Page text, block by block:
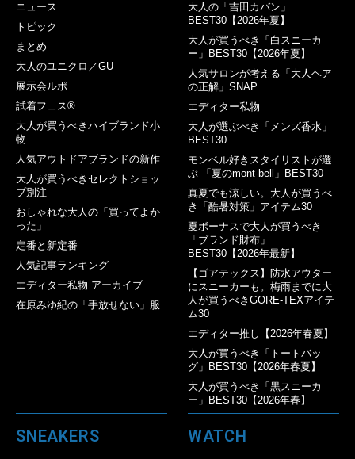
ニュース
トピック
まとめ
大人のユニクロ／GU
展示会ルポ
試着フェス®︎
大人が買うべきハイブランド小
物
人気アウトドアブランドの新作
大人が買うべきセレクトショッ
プ別注
おしゃれな大人の「買ってよか
った」
定番と新定番
人気記事ランキング
エディター私物 アーカイブ
在原みゆ紀の「手放せない」服
大人の「吉田カバン」
BEST30【2026年夏】
大人が買うべき「白スニーカ
ー」BEST30【2026年夏】
人気サロンが考える「大人ヘア
の正解」SNAP
エディター私物
大人が選ぶべき「メンズ香水」
BEST30
モンベル好きスタイリストが選
ぶ 「夏のmont-bell」BEST30
真夏でも涼しい。大人が買うべ
き「酷暑対策」アイテム30
夏ボーナスで大人が買うべき
「ブランド財布」
BEST30【2026年最新】
【ゴアテックス】防水アウター
にスニーカーも。梅雨までに大
人が買うべきGORE-TEXアイテ
ム30
エディター推し【2026年春夏】
大人が買うべき「トートバッ
グ」BEST30【2026年春夏】
大人が買うべき「黒スニーカ
ー」BEST30【2026年春】
SNEAKERS WATCH